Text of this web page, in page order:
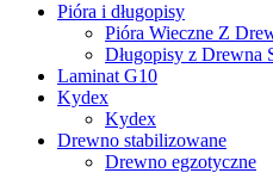
Pióra i długopisy
Pióra Wieczne Z
Długopisy z Drewna
Laminat G10
Kydex
Kydex
Drewno stabilizowane
Drewno egzotyczne